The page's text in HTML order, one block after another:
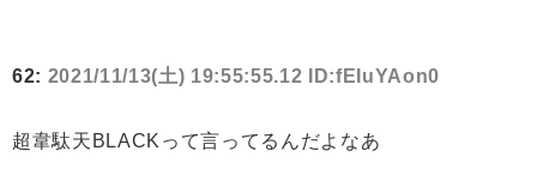
62: 2021/11/13(土) 19:55:55.12 ID:fEIuYAon0
超韋駄天BLACKって言ってるんだよなあ